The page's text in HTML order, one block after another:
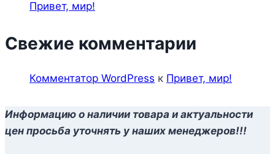
Привет, мир!
Свежие комментарии
Комментатор WordPress к Привет, мир!
Информацию о наличии товара и актуальности
цен просьба уточнять у наших менеджеров!!!